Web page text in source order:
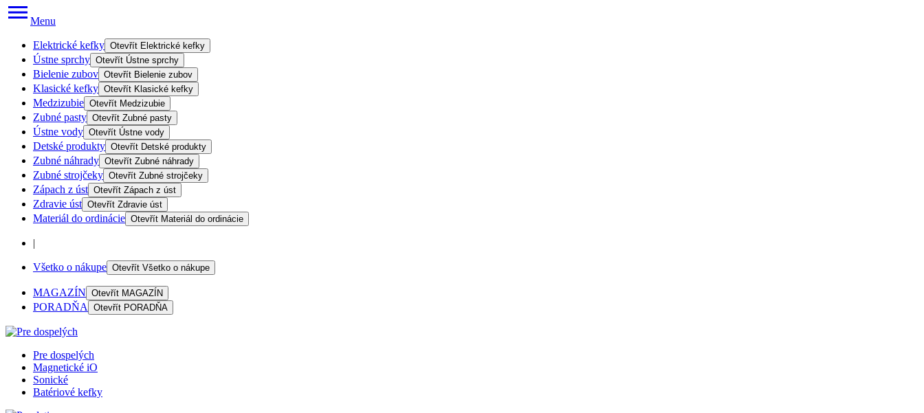
Menu
Elektrické kefky Otevřít Elektrické kefky
Ústne sprchy Otevřít Ústne sprchy
Bielenie zubov Otevřít Bielenie zubov
Klasické kefky Otevřít Klasické kefky
Medzizubie Otevřít Medzizubie
Zubné pasty Otevřít Zubné pasty
Ústne vody Otevřít Ústne vody
Detské produkty Otevřít Detské produkty
Zubné náhrady Otevřít Zubné náhrady
Zubné strojčeky Otevřít Zubné strojčeky
Zápach z úst Otevřít Zápach z úst
Zdravie úst Otevřít Zdravie úst
Materiál do ordinácie Otevřít Materiál do ordinácie
|
Všetko o nákupe Otevřít Všetko o nákupe
MAGAZÍN Otevřít MAGAZÍN
PORADŇA Otevřít PORADŇA
Pre dospelých
Magnetické iO
Sonické
Batériové kefky